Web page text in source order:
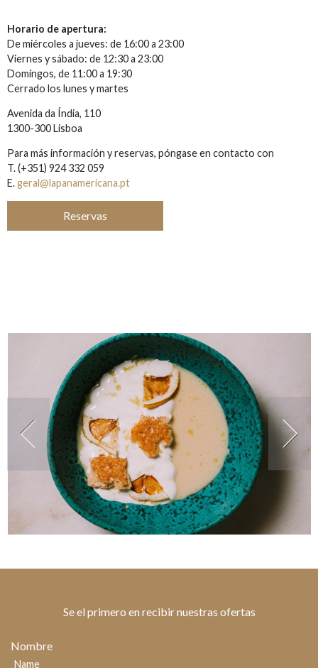
Horario de apertura:
De miércoles a jueves: de 16:00 a 23:00
Viernes y sábado: de 12:30 a 23:00
Domingos, de 11:00 a 19:30
Cerrado los lunes y martes
Avenida da Índia, 110
1300-300 Lisboa
Para más información y reservas, póngase en contacto con
T.(+351) 924 332 059
E.geral@lapanamericana.pt
Reservas
Se el primero en recibir nuestras ofertas
Nombre